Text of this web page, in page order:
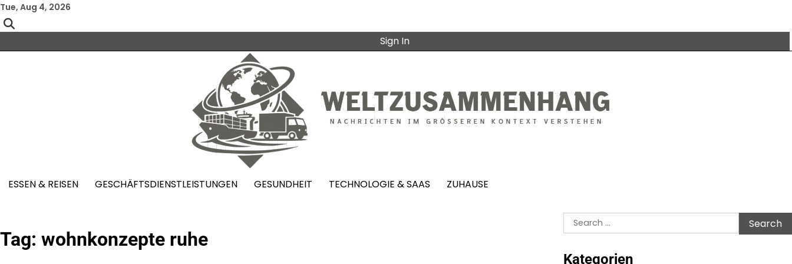
Skip
to
content
Tue, Aug 4, 2026
Sign In
ESSEN & REISEN GESCHÄFTSDIENSTLEISTUNGEN GESUNDHEIT TECHNOLOGIE & SAAS ZUHAUSE
Tag: wohnkonzepte ruhe
Search
for:
Kategorien